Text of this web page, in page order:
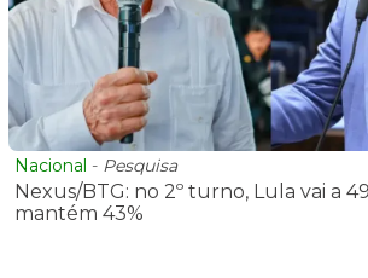
Nacional - Pesquisa
Nexus/BTG: no 2º turno, Lula vai a
mantém 43%